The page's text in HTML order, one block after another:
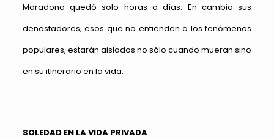
Maradona quedó solo horas o días. En cambio sus
denostadores, esos que no entienden a los fenómenos
populares, estarán aislados no sólo cuando mueran sino
en su itinerario en la vida.
SOLEDAD EN LA VIDA PRIVADA